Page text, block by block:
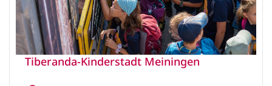
Tiberanda-Kinderstadt Meiningen